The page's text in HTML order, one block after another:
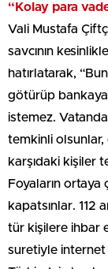
“Kolay para
Vali Mustafa
savcının
hatırlatarak,
götürüp bankaya
istemez.
temkinli
karşıdaki kişiler
Foyaların ortaya
kapatsınlar. 112
tür kişilere ihbar
suretiyle internet